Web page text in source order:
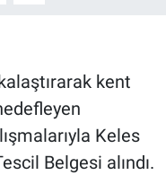
kent
Keles
Belgesi alındı.